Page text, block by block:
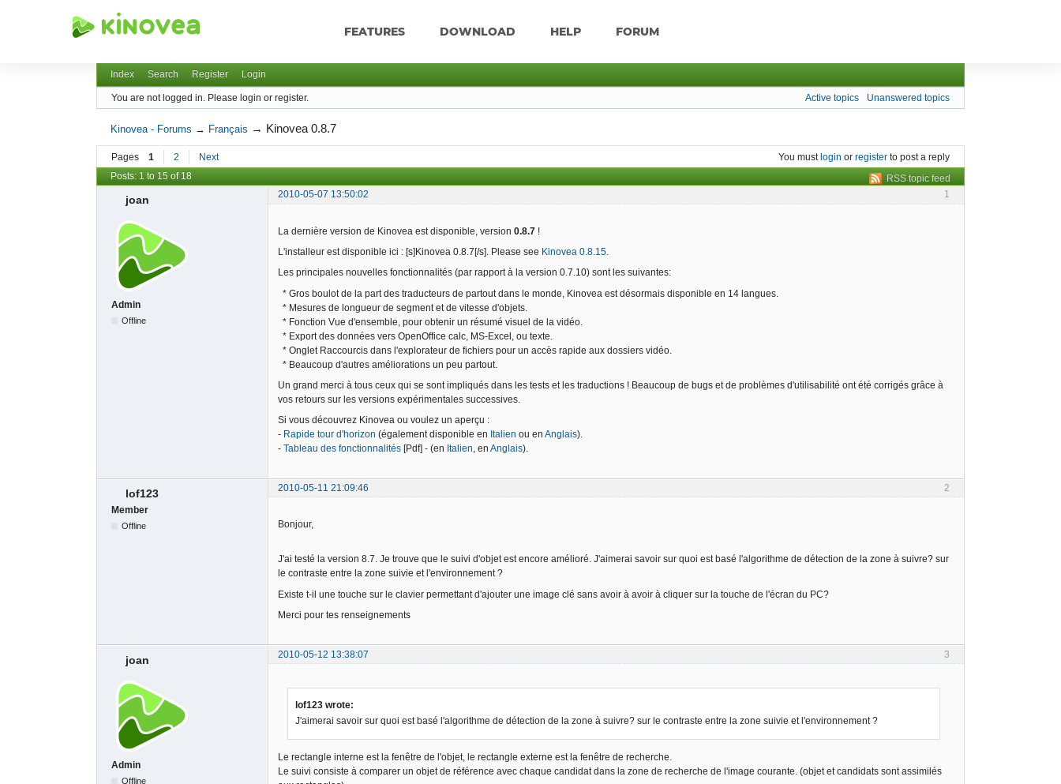
FEATURES DOWNLOAD HELP FORUM
Index Search Register Login
You are not logged in. Please login or register. Active topics Unanswered topics
Kinovea - Forums → Français → Kinovea 0.8.7
Pages 1 2 Next You mustlogin or register to post a reply
RSS topic feed
Posts: 1 to 15 of 18
1
joan 2010-05-07 13:50:02
Admin
Offline
La dernière version de Kinovea est disponible, version 0.8.7 !
L'installeur est disponible ici : [s]Kinovea 0.8.7[/s]. Please see Kinovea 0.8.15.
Les principales nouvelles fonctionnalités (par rapport à la version 0.7.10) sont les suivantes:
* Gros boulot de la part des traducteurs de partout dans le monde, Kinovea est désormais disponible en 14 langues.
* Mesures de longueur de segment et de vitesse d'objets.
* Fonction Vue d'ensemble, pour obtenir un résumé visuel de la vidéo.
* Export des données vers OpenOffice calc, MS-Excel, ou texte.
* Onglet Raccourcis dans l'explorateur de fichiers pour un accès rapide aux dossiers vidéo.
* Beaucoup d'autres améliorations un peu partout.
Un grand merci à tous ceux qui se sont impliqués dans les tests et les traductions ! Beaucoup de bugs et de problèmes d'utilisabilité ont été corrigés grâce à
vos retours sur les versions expérimentales successives.
Si vous découvrez Kinovea ou voulez un aperçu :
- Rapide tour d'horizon (également disponible en Italien ou en Anglais).
- Tableau des fonctionnalités [Pdf] - (en Italien, en Anglais).
2
lof123
2010-05-11 21:09:46
Member
Offline Bonjour,
J'ai testé la version 8.7. Je trouve que le suivi d'objet est encore amélioré. J'aimerai savoir sur quoi est basé l'algorithme de détection de la zone à suivre? sur
le contraste entre la zone suivie et l'environnement ?
Existe t-il une touche sur le clavier permettant d'ajouter une image clé sans avoir à avoir à cliquer sur la touche de l'écran du PC?
Merci pour tes renseignements
3
joan 2010-05-12 13:38:07
Admin
Offline
lof123 wrote:
J'aimerai savoir sur quoi est basé l'algorithme de détection de la zone à suivre? sur le contraste entre la zone suivie et l'environnement ?
Le rectangle interne est la fenêtre de l'objet, le rectangle externe est la fenêtre de recherche.
Le suivi consiste à comparer un objet de référence avec chaque candidat dans la zone de recherche de l'image courante. (objet et candidats sont assimilés